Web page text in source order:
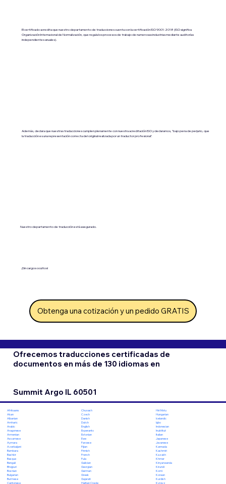
El certificado acredita que nuestro departamento de traducciones cuenta con la certificación ISO 9001:2018 (ISO significa
Organización Internacional de Normalización, que regula los procesos de trabajo de numerosas industrias mediante auditorías
independientes anuales).
Además, declara que nuestras traducciones cumplen plenamente con nuestra acreditación ISO y declaramos, "bajo pena de perjurio, que
la traducción es una representación correcta del original realizada por un traductor profesional".
Nuestro departamento de traducción está asegurado.
¡Sin cargos ocultos!
Obtenga una cotización y un pedido GRATIS
Ofrecemos traducciones certificadas de
documentos en más de 130 idiomas en
Summit Argo IL 60501
Afrikaans
Akan
Albanian
Amharic
Arabic
Aragonese
Armenian
Assamese
Aymara
Azerbaijani
Bambara
Bashkir
Basque
Bengali
Bhojpuri
Bosnian
Bulgarian
Burmese
Cantonese
Chuvash
Czech
Danish
Dutch
English
Esperanto
Estonian
Ewe
Faroese
Fijian
Finnish
French
Fula
Galician
Georgian
German
Greek
Gujarati
Haitian Creole
Hiri Motu
Hungarian
Icelandic
Igbo
Indonesian
Inuktitut
Italian
Japanese
Javanese
Kannada
Kashmiri
Kazakh
Khmer
Kinyarwanda
Kirundi
Komi
Korean
Kurdish
Kyrgyz